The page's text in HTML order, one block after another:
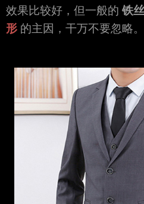
效果比较好，但一般的 铁
形 的主因，干万不要忽略。